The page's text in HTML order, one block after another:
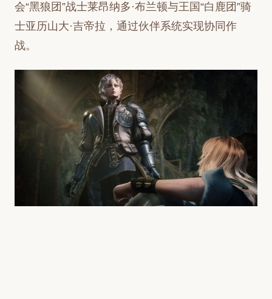
会“黑狼团”战士莱昂纳多·布兰顿与王国“白鹿团”骑
士亚历山大·吉帝拉，通过伙伴系统实现协同作
战。